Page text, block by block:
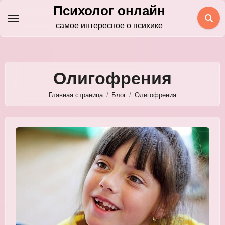
содержимому
Психолог онлайн
самое интересное о психике
Олигофрения
Главная страница Блог Олигофрения